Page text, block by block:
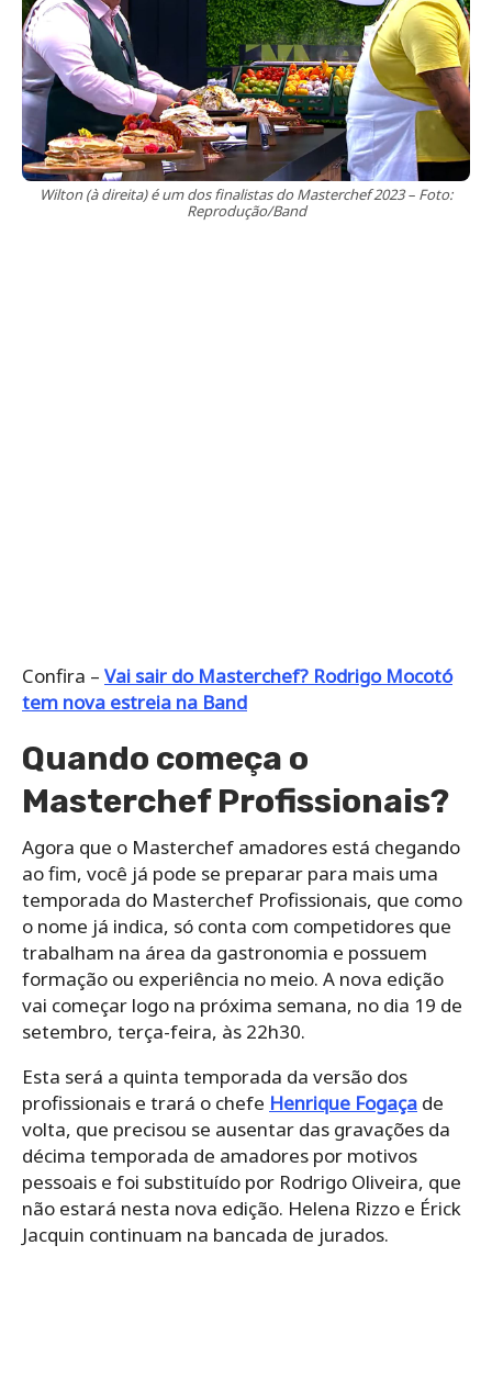
Wilton (à direita) é um dos finalistas do Masterchef 2023 – Foto:
Reprodução/Band
Confira – Vai sair do Masterchef? Rodrigo Mocotó
tem nova estreia na Band
Quando começa o
Masterchef Profissionais?
Agora que o Masterchef amadores está chegando
ao fim, você já pode se preparar para mais uma
temporada do Masterchef Profissionais, que como
o nome já indica, só conta com competidores que
trabalham na área da gastronomia e possuem
formação ou experiência no meio. A nova edição
vai começar logo na próxima semana, no dia 19 de
setembro, terça-feira, às 22h30.
Esta será a quinta temporada da versão dos
profissionais e trará o chefe Henrique Fogaça de
volta, que precisou se ausentar das gravações da
décima temporada de amadores por motivos
pessoais e foi substituído por Rodrigo Oliveira, que
não estará nesta nova edição. Helena Rizzo e Érick
Jacquin continuam na bancada de jurados.